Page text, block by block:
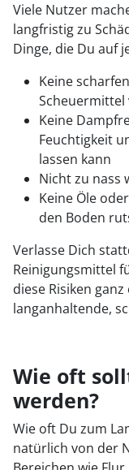
Viele Nutzer
langfristig zu
Dinge, die Du auf
Keine
Scheuermittel
Keine
Feuchtigkeit
lassen kann
Nicht zu nass
Keine Öle
den Boden
Verlasse Dich
Reinigungsmittel
diese Risiken
langanhaltende,
Wie oft
werden?
Wie oft Du zum
natürlich von der